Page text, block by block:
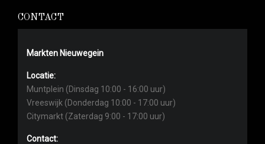
CONTACT
Markten Nieuwegein
Locatie:
Muntplein (Dinsdag 10:00 - 16:00 uur)
Vreeswijk (Donderdag 10:00 - 17:00 uur)
Citymarkt (Zaterdag 9:00 - 17:00 uur)
Contact: